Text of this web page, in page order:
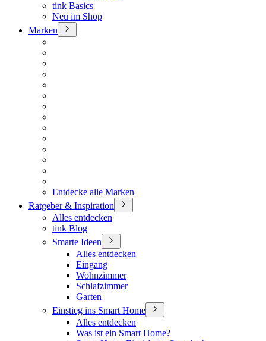
tink Basics
Neu im Shop
Marken
Entdecke alle Marken
Ratgeber & Inspiration
Alles entdecken
tink Blog
Smarte Ideen
Alles entdecken
Eingang
Wohnzimmer
Schlafzimmer
Garten
Einstieg ins Smart Home
Alles entdecken
Was ist ein Smart Home?